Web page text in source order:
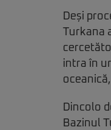
Deși
intra în
Dincolo
Bazinul